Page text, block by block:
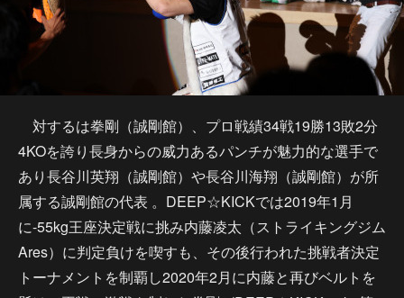
対するは拳剛（誠剛館）、プロ戦績34戦19勝13敗2分
4KOを誇り長身からの威力あるパンチが魅力的な選手で
あり長谷川英翔（誠剛館）や長谷川海翔（誠剛館）が所
属する誠剛館の代表 。DEEP☆KICKでは2019年1月
に-55kg王座決定戦に挑み内藤凌太（ストライキングジム
Ares）に判定負けを喫すも、その後行われた挑戦者決定
トーナメントを制覇し2020年2月に内藤と再びベルトを